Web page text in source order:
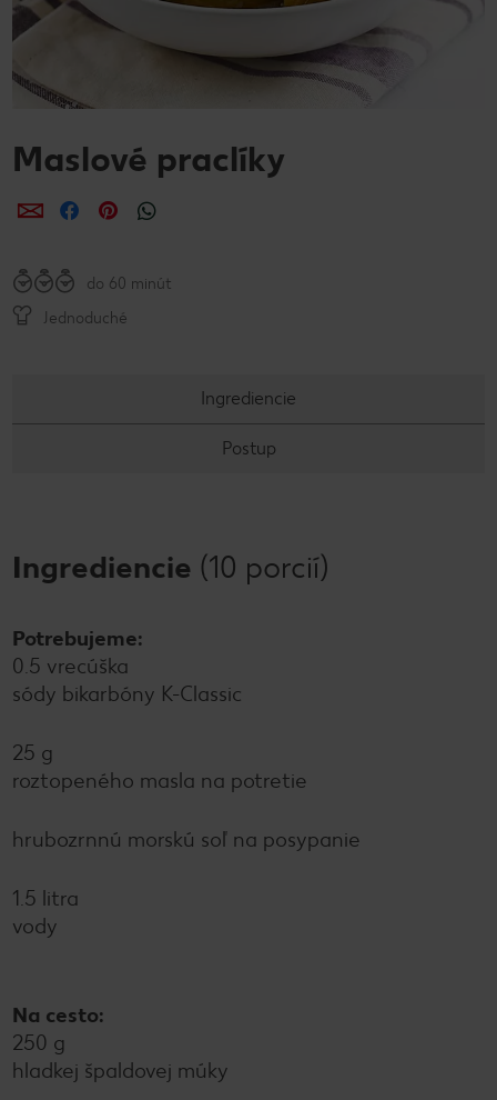
Maslové praclíky
ZdieľaťZdieľaťZdieľať
do 60 minút
Jednoduché
Ingrediencie
Postup
Ingrediencie (10 porcií)
Potrebujeme:
0.5 vrecúška
sódy bikarbóny K-Classic
25 g
roztopeného masla na potretie
hrubozrnnú morskú soľ na posypanie
1.5 litra
vody
Na cesto:
250 g
hladkej špaldovej múky